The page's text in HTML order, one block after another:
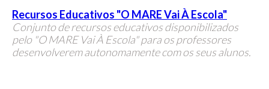
Recursos Educativos "O MARE Vai À Escola"
Conjunto de recursos educativos disponibilizados
pelo "O MARE Vai À Escola" para os professores
desenvolverem autonomamente com os seus alunos.